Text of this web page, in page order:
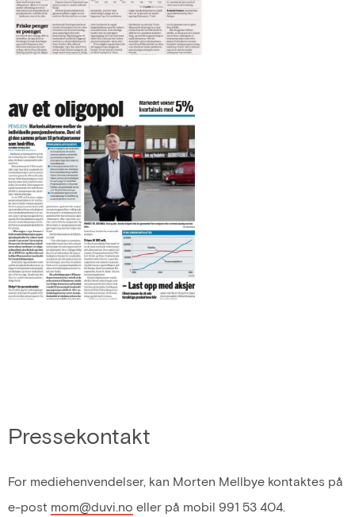
Pressekontakt
For mediehenvendelser, kan Morten Mellbye kontaktes på
e-post mom@duvi.no eller på mobil 991 53 404.